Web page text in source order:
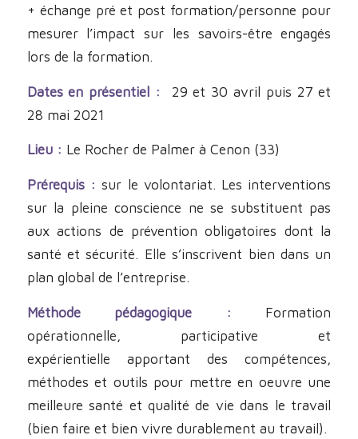
+ échange pré et post formation/personne pour
mesurer l’impact sur les savoirs-être engagés
lors de la formation.
Dates en présentiel : 29 et 30 avril puis 27 et
28 mai 2021
Lieu : Le Rocher de Palmer à Cenon (33)
Prérequis :sur le volontariat. Les interventions
sur la pleine conscience ne se substituent pas
aux actions de prévention obligatoires dont la
santé et sécurité. Elle s’inscrivent bien dans un
plan global de l’entreprise.
Méthode pédagogique : Formation
opérationnelle, participative et
expérientielle apportant des compétences,
méthodes et outils pour mettre en oeuvre une
meilleure santé et qualité de vie dans le travail
(bien faire et bien vivre durablement au travail).